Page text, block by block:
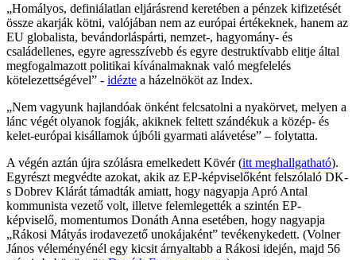
„Homályos, definiálatlan eljárásrend keretében a pénzek kifizetését
össze akarják kötni, valójában nem az európai értékeknek, hanem az
EU globalista, bevándorláspárti, nemzet-, hagyomány- és
családellenes, egyre agresszívebb és egyre destruktívabb elitje által
megfogalmazott politikai kívánalmaknak való megfelelés
kötelezettségével” - idézte a házelnököt az Index.
„Nem vagyunk hajlandóak önként felcsatolni a nyakörvet, melyen a
lánc végét olyanok fogják, akiknek feltett szándékuk a közép- és
kelet-európai kisállamok újbóli gyarmati alávetése” – folytatta.
A végén aztán újra szólásra emelkedett Kövér (itt meghallgatható).
Egyrészt megvédte azokat, akik az EP-képviselőként felszólaló DK-
s Dobrev Klárát támadták amiatt, hogy nagyapja Apró Antal
kommunista vezető volt, illetve felemlegették a szintén EP-
képviselő, momentumos Donáth Anna esetében, hogy nagyapja
„Rákosi Mátyás irodavezető unokájaként” tevékenykedett. (Volner
János véleményénél egy kicsit árnyaltabb a Rákosi idején, majd 56